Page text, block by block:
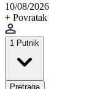
10/08/2026
+ Povratak
1 Putnik
Pretraga